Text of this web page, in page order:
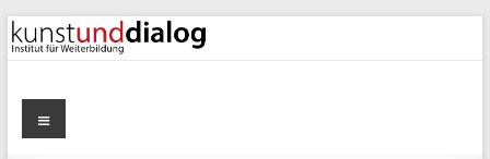
Zum
Inhalt
kunstunddialog
Menü